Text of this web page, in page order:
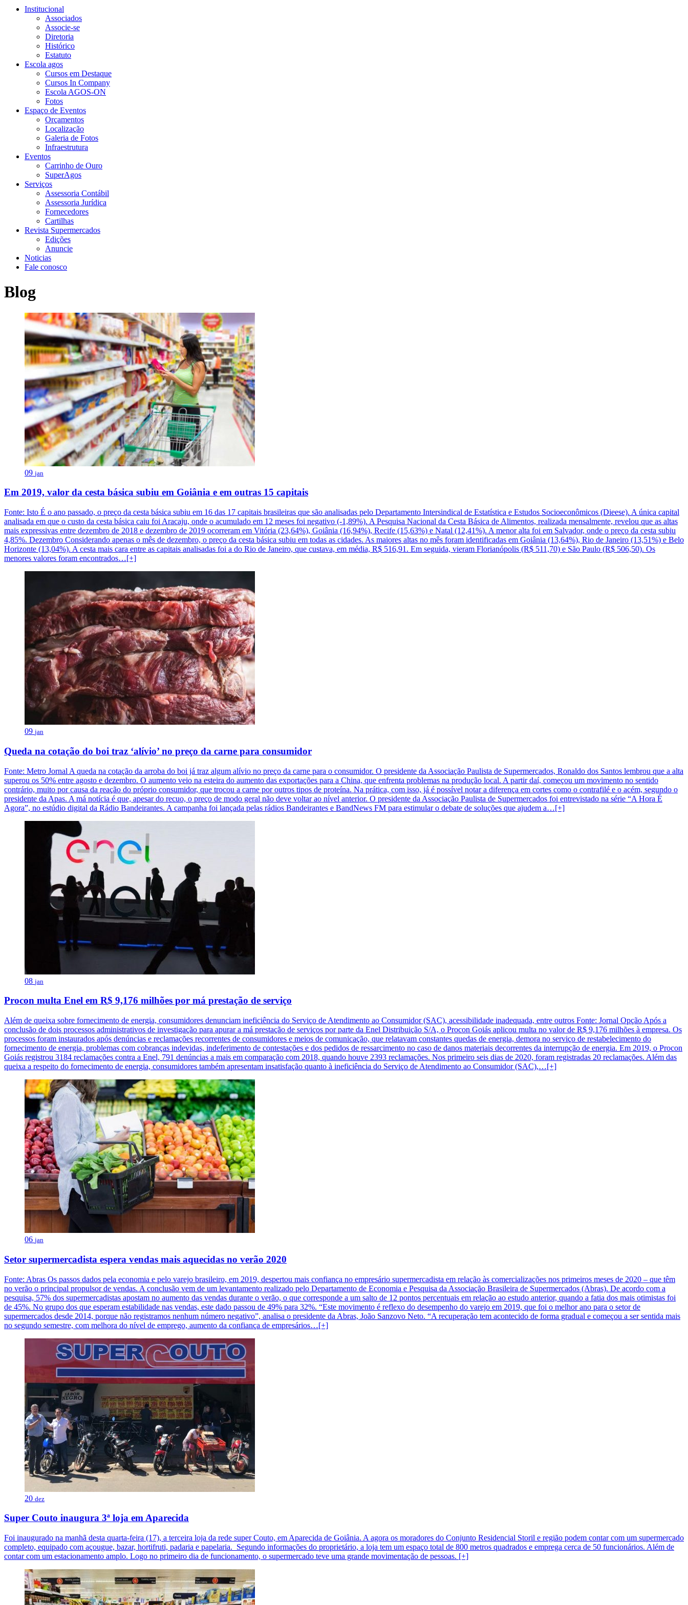
Institucional
Associados
Associe-se
Diretoria
Histórico
Estatuto
Escola agos
Cursos em Destaque
Cursos In Company
Escola AGOS-ON
Fotos
Espaço de Eventos
Orçamentos
Localização
Galeria de Fotos
Infraestrutura
Eventos
Carrinho de Ouro
SuperAgos
Serviços
Assessoria Contábil
Assessoria Jurídica
Fornecedores
Cartilhas
Revista Supermercados
Edições
Anuncie
Noticias
Fale conosco
Blog
09 jan
Em 2019, valor da cesta básica subiu em Goiânia e em outras 15 capitais
Fonte: Isto É o ano passado, o preço da cesta básica subiu em 16 das 17 capitais brasileiras que são analisadas pelo Departamento Intersindical de Estatística e Estudos Socioeconômicos (Dieese). A única capital
analisada em que o custo da cesta básica caiu foi Aracaju, onde o acumulado em 12 meses foi negativo (-1,89%). A Pesquisa Nacional da Cesta Básica de Alimentos, realizada mensalmente, revelou que as altas
mais expressivas entre dezembro de 2018 e dezembro de 2019 ocorreram em Vitória (23,64%), Goiânia (16,94%), Recife (15,63%) e Natal (12,41%). A menor alta foi em Salvador, onde o preço da cesta subiu
4,85%. Dezembro Considerando apenas o mês de dezembro, o preço da cesta básica subiu em todas as cidades. As maiores altas no mês foram identificadas em Goiânia (13,64%), Rio de Janeiro (13,51%) e Belo
Horizonte (13,04%). A cesta mais cara entre as capitais analisadas foi a do Rio de Janeiro, que custava, em média, R$ 516,91. Em seguida, vieram Florianópolis (R$ 511,70) e São Paulo (R$ 506,50). Os
menores valores foram encontrados…[+]
09 jan
Queda na cotação do boi traz ‘alívio’ no preço da carne para consumidor
Fonte: Metro Jornal A queda na cotação da arroba do boi já traz algum alívio no preço da carne para o consumidor. O presidente da Associação Paulista de Supermercados, Ronaldo dos Santos lembrou que a alta
superou os 50% entre agosto e dezembro. O aumento veio na esteira do aumento das exportações para a China, que enfrenta problemas na produção local. A partir daí, começou um movimento no sentido
contrário, muito por causa da reação do próprio consumidor, que trocou a carne por outros tipos de proteína. Na prática, com isso, já é possível notar a diferença em cortes como o contrafilé e o acém, segundo o
presidente da Apas. A má notícia é que, apesar do recuo, o preço de modo geral não deve voltar ao nível anterior. O presidente da Associação Paulista de Supermercados foi entrevistado na série “A Hora É
Agora”, no estúdio digital da Rádio Bandeirantes. A campanha foi lançada pelas rádios Bandeirantes e BandNews FM para estimular o debate de soluções que ajudem a…[+]
08 jan
Procon multa Enel em R$ 9,176 milhões por má prestação de serviço
Além de queixa sobre fornecimento de energia, consumidores denunciam ineficiência do Serviço de Atendimento ao Consumidor (SAC), acessibilidade inadequada, entre outros Fonte: Jornal Opção Após a
conclusão de dois processos administrativos de investigação para apurar a má prestação de serviços por parte da Enel Distribuição S/A, o Procon Goiás aplicou multa no valor de R$ 9,176 milhões à empresa. Os
processos foram instaurados após denúncias e reclamações recorrentes de consumidores e meios de comunicação, que relatavam constantes quedas de energia, demora no serviço de restabelecimento do
fornecimento de energia, problemas com cobranças indevidas, indeferimento de contestações e dos pedidos de ressarcimento no caso de danos materiais decorrentes da interrupção de energia. Em 2019, o Procon
Goiás registrou 3184 reclamações contra a Enel, 791 denúncias a mais em comparação com 2018, quando houve 2393 reclamações. Nos primeiro seis dias de 2020, foram registradas 20 reclamações. Além das
queixa a respeito do fornecimento de energia, consumidores também apresentam insatisfação quanto à ineficiência do Serviço de Atendimento ao Consumidor (SAC),…[+]
06 jan
Setor supermercadista espera vendas mais aquecidas no verão 2020
Fonte: Abras Os passos dados pela economia e pelo varejo brasileiro, em 2019, despertou mais confiança no empresário supermercadista em relação às comercializações nos primeiros meses de 2020 – que têm
no verão o principal propulsor de vendas. A conclusão vem de um levantamento realizado pelo Departamento de Economia e Pesquisa da Associação Brasileira de Supermercados (Abras). De acordo com a
pesquisa, 57% dos supermercadistas apostam no aumento das vendas durante o verão, o que corresponde a um salto de 12 pontos percentuais em relação ao estudo anterior, quando a fatia dos mais otimistas foi
de 45%. No grupo dos que esperam estabilidade nas vendas, este dado passou de 49% para 32%. “Este movimento é reflexo do desempenho do varejo em 2019, que foi o melhor ano para o setor de
supermercados desde 2014, porque não registramos nenhum número negativo”, analisa o presidente da Abras, João Sanzovo Neto. “A recuperação tem acontecido de forma gradual e começou a ser sentida mais
no segundo semestre, com melhora do nível de emprego, aumento da confiança de empresários…[+]
20 dez
Super Couto inaugura 3ª loja em Aparecida
Foi inaugurado na manhã desta quarta-feira (17), a terceira loja da rede super Couto, em Aparecida de Goiânia. A agora os moradores do Conjunto Residencial Storil e região podem contar com um supermercado
completo, equipado com açougue, bazar, hortifruti, padaria e papelaria. Segundo informações do proprietário, a loja tem um espaço total de 800 metros quadrados e emprega cerca de 50 funcionários. Além de
contar com um estacionamento amplo. Logo no primeiro dia de funcionamento, o supermercado teve uma grande movimentação de pessoas. [+]